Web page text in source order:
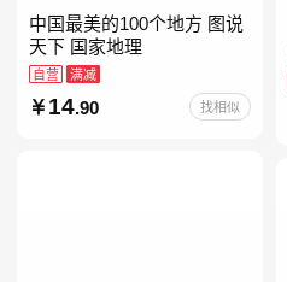
中国最美的100个地方 图说
天下 国家地理
自营 满减
14.90 找相似